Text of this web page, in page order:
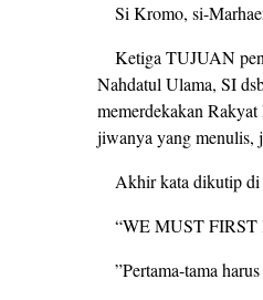
Si Kromo, si-
Ketiga TUJUAN
Nahdatul Ulama, SI
memerdekakan
jiwanya yang menulis,
Akhir kata dikutip di
“WE MUST
”Pertama-tama